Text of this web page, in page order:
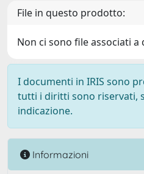
File in questo prodotto:
Non ci sono file associati
I documenti in IRIS sono
tutti i diritti sono riservati,
indicazione.
Informazioni